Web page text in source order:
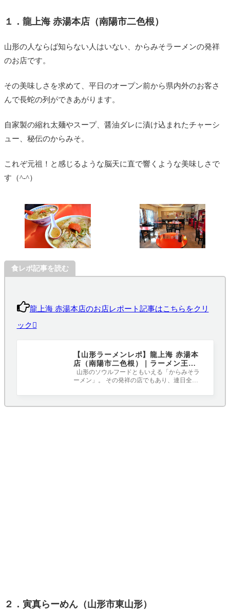
１．龍上海 赤湯本店（南陽市二色根）
山形の人ならば知らない人はいない、からみそラーメンの発祥
のお店です。
その美味しさを求めて、平日のオープン前から県内外のお客さ
んで長蛇の列ができあがります。
自家製の縮れ太麺やスープ、醤油ダレに漬け込まれたチャーシ
ュー、秘伝のからみそ。
これぞ元祖！と感じるような脳天に直で響くような美味しさで
す（^-^）
食レポ記事を読む
龍上海 赤湯本店のお店レポート記事はこちらをクリ
ック
【山形ラーメンレポ】龍上海 赤湯本
店（南陽市二色根）｜ラーメン王国
山形のからみそラーメン発祥のお店
山形のソウルフードともいえる「からみそラ
ーメン」。 その発祥の店でもあり、連日全国
２．寅真らーめん（山形市東山形）